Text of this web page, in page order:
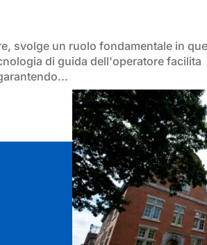
svolge un ruolo fondamentale in
di guida dell'operatore facilita